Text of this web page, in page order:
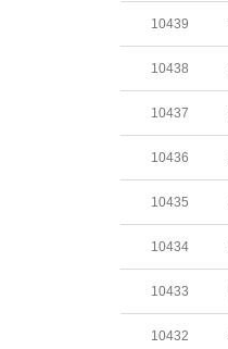
10439
10438
10437
10436
10435
10434
10433
10432